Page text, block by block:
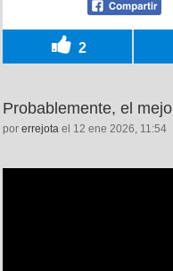
2
Probablemente, el
por errejota el 12 ene 2026, 11:54